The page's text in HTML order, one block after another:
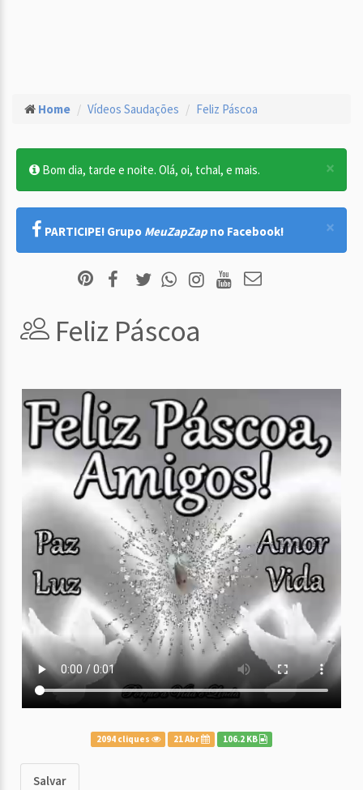
Home Vídeos Saudações Feliz Páscoa
×
Bom dia, tarde e noite. Olá, oi, tchal, e mais.
×
PARTICIPE! Grupo MeuZapZap no Facebook!
Feliz Páscoa
2094 cliques 21 Abr 106.2 KB
Salvar